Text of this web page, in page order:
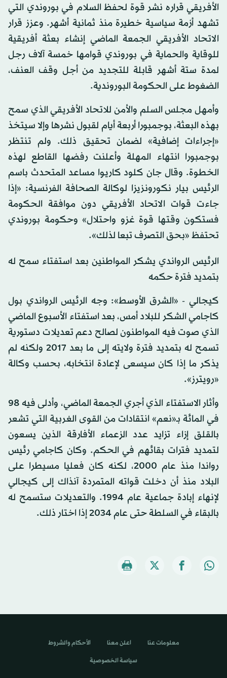
الأفريقي قراره نشر قوة لحفظ السلام في بوروندي التي
تشهد أزمة سياسية خطيرة منذ ثمانية أشهر. وعزز قرار
الاتحاد الأفريقي الجمعة الماضي إنشاء بعثة أفريقية
للوقاية والحماية في بوروندي قوامها خمسة آلاف رجل
لمدة ستة أشهر قابلة للتجديد من أجل وقف العنف،
الضغوط على الحكومة البوروندية.
وأمهل مجلس السلم والأمن للاتحاد الأفريقي الذي سمح
بهذه البعثة، بوجمبورا أربعة أيام لقبول نشرها وإلا سيتخذ
«إجراءات إضافية» لضمان تحقيق ذلك. ولم تنتظر
بوجمبورا انتهاء المهلة وأعلنت رفضها القاطع لهذه
الخطوة. وقال جان كلود كاريوا مساعد المتحدث باسم
الرئيس بيار نكورونزيزا لوكالة الصحافة الفرنسية: «إذا
جاءت قوات الاتحاد الأفريقي دون موافقة الحكومة
فستكون وقتها قوة غزو واحتلال» وحكومة بوروندي
تحتفظ «بحق التصرف تبعا لذلك».
الرئيس الرواندي يشكر المواطنين بعد استفتاء سمح له
بتمديد فترة حكمه
كيجالي - «الشرق الأوسط»: وجه الرئيس الرواندي بول
كاجامي الشكر للبلاد أمس، بعد استفتاء الأسبوع الماضي
الذي صوت فيه المواطنون لصالح دعم تعديلات دستورية
تسمح له بتمديد فترة ولايته إلى ما بعد 2017 ولكنه لم
يذكر ما إذا كان سيسعى لإعادة انتخابه، بحسب وكالة
«رويترز».
وأثار الاستفتاء الذي أجري الجمعة الماضي، وأدلى فيه 98
في المائة بـ«نعم» انتقادات من القوى الغربية التي تشعر
بالقلق إزاء تزايد عدد الزعماء الأفارقة الذين يسعون
لتمديد فترات بقائهم في الحكم. وكان كاجامي رئيس
رواندا منذ عام 2000، لكنه كان فعليا مسيطرا على
البلاد منذ أن دخلت قواته المتمردة آنذاك إلى كيجالي
لإنهاء إبادة جماعية عام 1994. والتعديلات ستسمح له
بالبقاء في السلطة حتى عام 2034 إذا اختار ذلك.
معلومات عنا اعلن معنا الأحكام والشروط
سياسة الخصوصية